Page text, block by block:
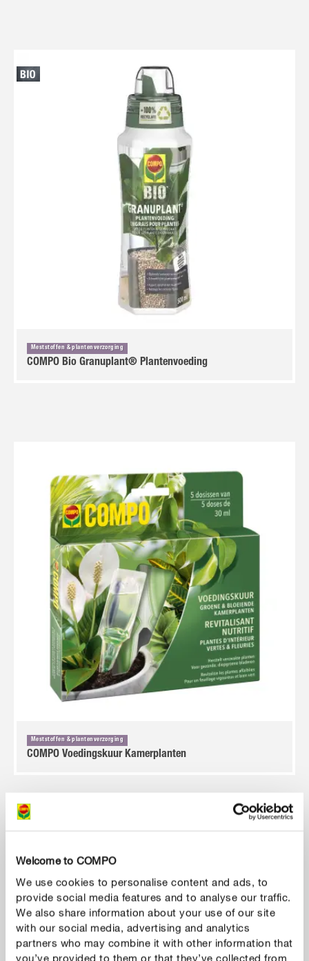
Welcome to COMPO
We use cookies to personalise content and ads, to
provide social media features and to analyse our traffic.
We also share information about your use of our site
with our social media, advertising and analytics
partners who may combine it with other information that
you’ve provided to them or that they’ve collected from
Meststoffen & plantenverzorging
COMPO Bio Granuplant® Plantenvoeding
Meststoffen & plantenverzorging
COMPO Voedingskuur Kamerplanten